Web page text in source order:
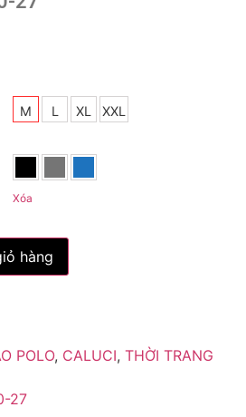
M L XL XXL
Xóa
hàng
POLO, CALUCI, THỜI TRANG
27